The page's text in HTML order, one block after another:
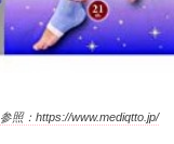
参照：https://www.mediqtto.jp/